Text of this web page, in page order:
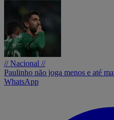
// Nacional //
Paulinho não joga menos e até
WhatsApp